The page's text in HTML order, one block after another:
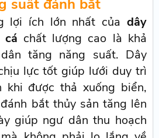
suất đánh bắt
lợi ích lớn nhất của dây
cá chất lượng cao là khả
tăng năng suất. Dây
lực tốt giúp lưới duy trì
khi được thả xuống biển,
bắt thủy sản tăng lên
giúp ngư dân thu hoạch